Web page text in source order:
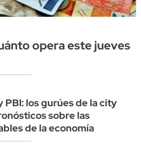
opera este jueves
PBI: los gurúes de la city
sobre las
de la economía